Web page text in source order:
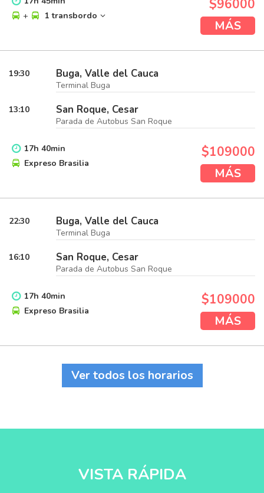
+
1 transbordo
$96000
MÁS
19:30 Buga, Valle del Cauca
Terminal Buga
13:10 San Roque, Cesar
Parada de Autobus San Roque
17h 40min
Expreso Brasilia
$109000
MÁS
22:30 Buga, Valle del Cauca
Terminal Buga
16:10 San Roque, Cesar
Parada de Autobus San Roque
17h 40min
Expreso Brasilia
$109000
MÁS
Ver todos los horarios
VISTA RÁPIDA